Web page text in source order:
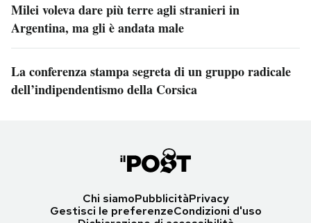
Milei voleva dare più terre agli stranieri in
Argentina, ma gli è andata male
La conferenza stampa segreta di un gruppo radicale
dell’indipendentismo della Corsica
Chi siamoPubblicitàPrivacy
Gestisci le preferenzeCondizioni d'uso